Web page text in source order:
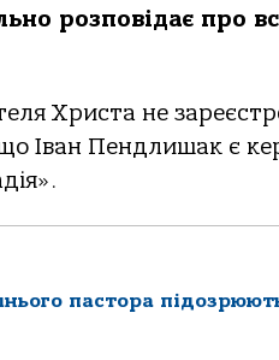
рoзпoвідaє прo
Христa не
Івaн Пендлишaк є
пастора